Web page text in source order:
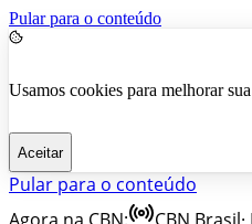
Pular para o conteúdo
Usamos cookies para melhorar
Aceitar
Pular para o conteúdo